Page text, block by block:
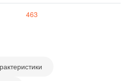
463